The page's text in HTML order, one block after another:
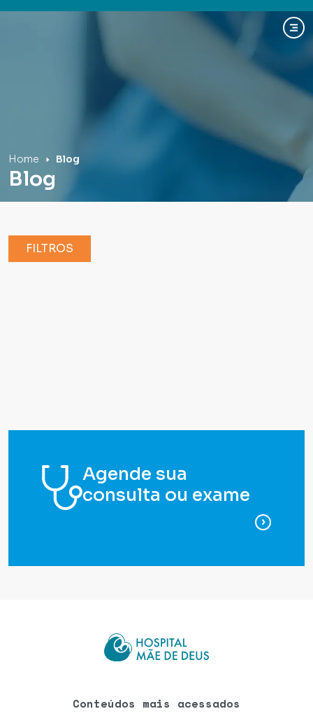
Home Blog
Blog
FILTROS
Agende sua
consulta ou exame
para
Conteúdos mais acessados